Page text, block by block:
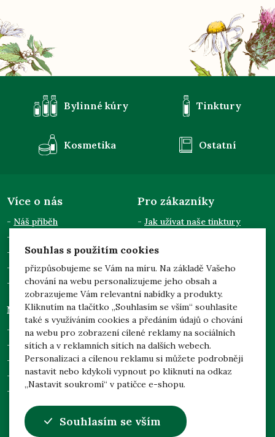
Souhlas s použitím cookies
přizpůsobujeme se Vám na míru. Na základě Vašeho
chování na webu personalizujeme jeho obsah a
zobrazujeme Vám relevantní nabídky a produkty.
Kliknutím na tlačítko „Souhlasím se vším“ souhlasíte
také s využíváním cookies a předáním údajů o chování
na webu pro zobrazení cílené reklamy na sociálních
sítích a v reklamních sítích na dalších webech.
Personalizaci a cílenou reklamu si můžete podrobněji
nastavit nebo kdykoli vypnout po kliknutí na odkaz
„Nastavit soukromí“ v patičce e-shopu.
Souhlasím se vším
Bylinné kúry Tinktury
Kosmetika Ostatní
Více o nás
Náš příběh
Kontakty
Pro odběratele
Dotace EU
Pro zákazníky
Jak užívat naše tinktury
Doprava a platba
Zpracování osobních údajů
Něco navíc
Prohlídka našich zahrad
Adoptuj svůj strom
Nejčastější dotazy
Nastavení soukromí
Odstoupení od smlouvy
Mgr. Jarmila Podhorná
(Naděje)
Brodek u Konice 3
798 46 Brodek u Konice
Česká republika
info@nadeje-byliny.eu